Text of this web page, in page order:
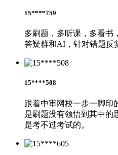
15****759
多刷题，多听课，多看书
答疑群和AI，针对错题反
15****508
跟着中审网校一步一脚印
是刷题没有领悟到其中的
是考不过考试的。